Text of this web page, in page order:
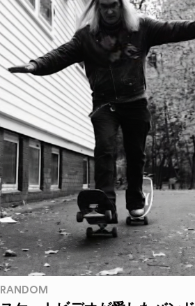
RANDOM